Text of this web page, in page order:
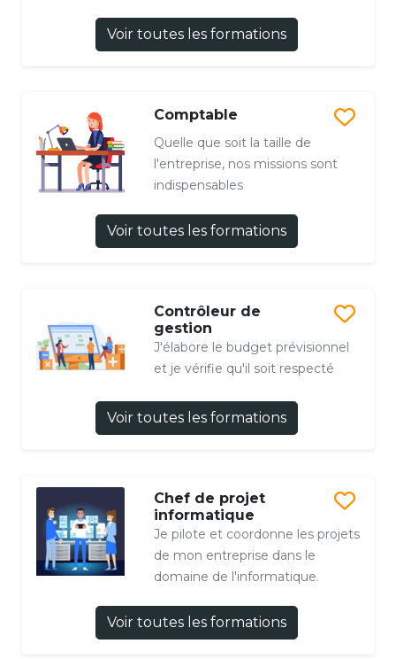
Voir toutes les formations
Comptable
Quelle que soit la taille de
l'entreprise, nos missions sont
indispensables
Voir toutes les formations
Contrôleur de
gestion
J'élabore le budget prévisionnel
et je vérifie qu'il soit respecté
Voir toutes les formations
Chef de projet
informatique
Je pilote et coordonne les projets
de mon entreprise dans le
domaine de l'informatique.
Voir toutes les formations